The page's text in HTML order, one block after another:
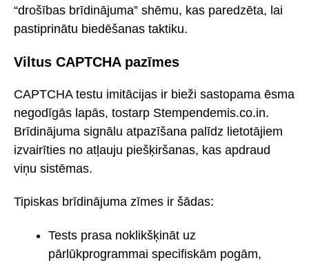
“drošības brīdinājuma” shēmu, kas paredzēta, lai
pastiprinātu biedēšanas taktiku.
Viltus CAPTCHA pazīmes
CAPTCHA testu imitācijas ir bieži sastopama ēsma
negodīgās lapās, tostarp Stempendemis.co.in.
Brīdinājuma signālu atpazīšana palīdz lietotājiem
izvairīties no atļauju piešķiršanas, kas apdraud
viņu sistēmas.
Tipiskas brīdinājuma zīmes ir šādas:
Tests prasa noklikšķināt uz
pārlūkprogrammai specifiskām pogām,